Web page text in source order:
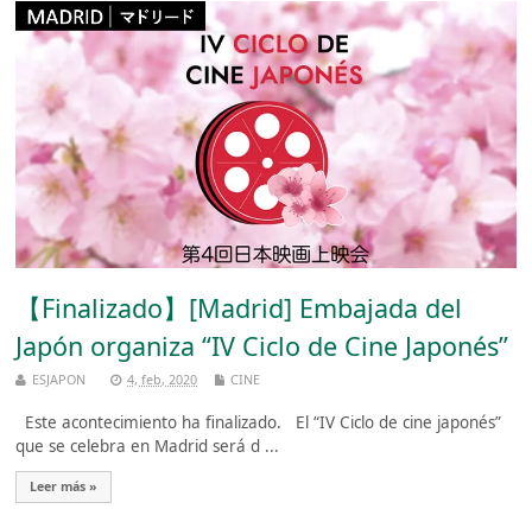
【Finalizado】[Madrid] Embajada del
Japón organiza “IV Ciclo de Cine Japonés”
ESJAPON 4, feb, 2020 CINE
Este acontecimiento ha finalizado. El “IV Ciclo de cine japonés”
que se celebra en Madrid será d ...
Leer más »